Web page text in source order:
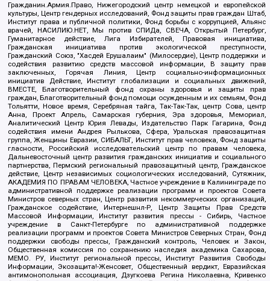
Гражданин.Армия.Право, Нижегородский центр немецкой и европейской
культуры, Центр гендерных исследований, Фонд защиты прав граждан Штаб,
Институт права и публичной политики, Фонд борьбы с коррупцией, Альянс
врачей, НАСИЛИЮ.НЕТ, Мы против СПИДа, СВЕЧА, Открытый Петербург,
Гуманитарное действие, Лига Избирателей, Правовая инициатива,
Гражданская инициатива против экологической преступности,
Гражданский Союз, "Хасдей Ерушалаим" (Милосердие), Центр поддержки и
содействия развитию средств массовой информации, В защиту прав
заключенных, Горячая Линия, Центр социально-информационных
инициатив Действие, Институт глобализации и социальных движений,
ВМЕСТЕ, Благотворительный фонд охраны здоровья и защиты прав
граждан, Благотворительный фонд помощи осужденным и их семьям, Фонд
Тольятти, Новое время, Серебряная тайга, Так-Так-Так, центр Сова, центр
Анна, Проект Апрель, Самарская губерния, Эра здоровья, Мемориал,
Аналитический Центр Юрия Левады, Издательство Парк Гагарина, Фонд
содействия имени Андрея Рылькова, Сфера, Уральская правозащитная
группа, Женщины Евразии, СИБАЛЬТ, Институт прав человека, Фонд защиты
гласности, Российский исследовательский центр по правам человека,
Дальневосточный центр развития гражданских инициатив и социального
партнерства, Пермский региональный правозащитный центр, Гражданское
действие, Центр независимых социологических исследований, Сутяжник,
АКАДЕМИЯ ПО ПРАВАМ ЧЕЛОВЕКА, Частное учреждение в Калининграде по
административной поддержке реализации программ и проектов Совета
Министров северных стран, Центр развития некоммерческих организаций,
Гражданское содействие, Интернешнл-Р, Центр Защиты Прав Средств
Массовой Информации, Институт развития прессы - Сибирь, Частное
учреждение в Санкт-Петербурге по административной поддержке
реализации программ и проектов Совета Министров Северных Стран, Фонд
поддержки свободы прессы, Гражданский контроль, Человек и Закон,
Общественная комиссия по сохранению наследия академика Сахарова,
МЕМО. РУ, Институт региональной прессы, Институт Развития Свободы
Информации, Экозащита!-Женсовет, Общественный вердикт, Евразийская
антимонопольная ассоциация, Дзугкоева Регина Николаевна, Кривенко